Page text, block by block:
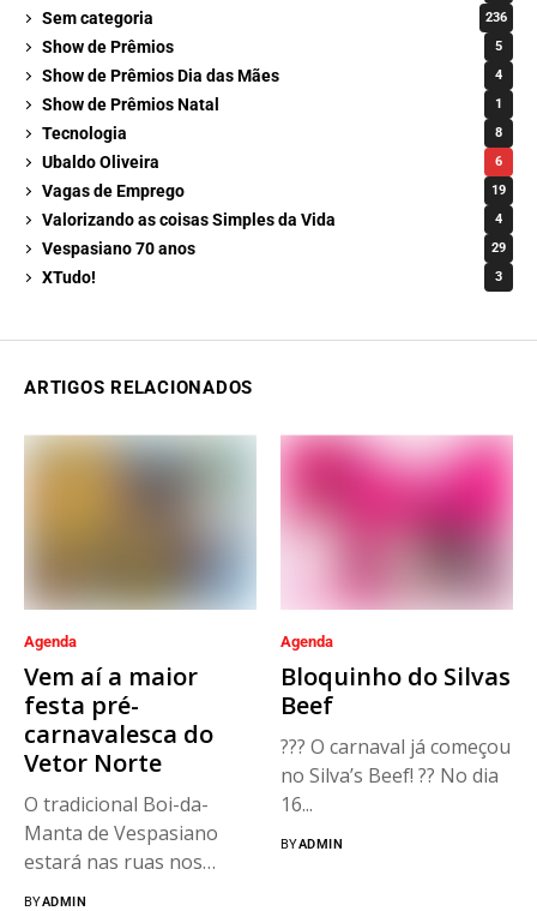
Sem categoria 236
Show de Prêmios 5
Show de Prêmios Dia das Mães 4
Show de Prêmios Natal 1
Tecnologia 8
Ubaldo Oliveira 6
Vagas de Emprego 19
Valorizando as coisas Simples da Vida 4
Vespasiano 70 anos 29
XTudo! 3
ARTIGOS RELACIONADOS
Agenda
Vem aí a maior
festa pré-
carnavalesca do
Vetor Norte
O tradicional Boi-da-
Manta de Vespasiano
estará nas ruas nos
próximos dias 19,...
BYADMIN
Agenda
Bloquinho do Silvas
Beef
??? O carnaval já começou
no Silva’s Beef! ?? No dia
16...
BYADMIN